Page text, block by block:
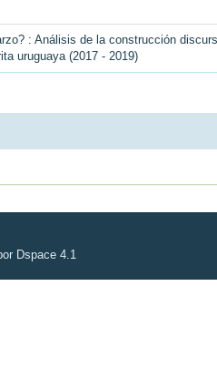
: Análisis de la construcción
uruguaya (2017 - 2019)
Dspace 4.1